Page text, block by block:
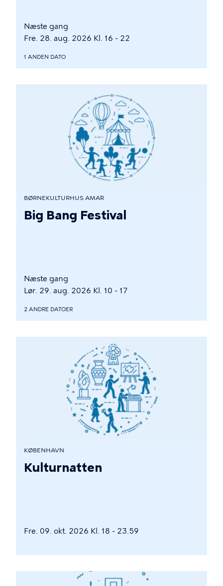
Næste gang
Fre. 28. aug. 2026 Kl. 16 - 22
1 ANDEN DATO
BØRNEKULTURHUS AMA´R
Big Bang Festival
Næste gang
Lør. 29. aug. 2026 Kl. 10 - 17
2 ANDRE DATOER
KØBENHAVN
Kulturnatten
Fre. 09. okt. 2026 Kl. 18 - 23.59